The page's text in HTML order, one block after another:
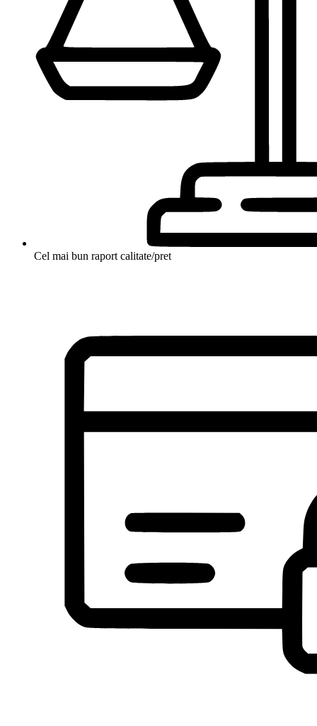
Cel mai bun raport calitate/pret